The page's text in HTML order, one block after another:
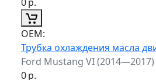
ОЕМ:
Трубка охлаждения масла
Ford Mustang VI (2014—2017)
0р.